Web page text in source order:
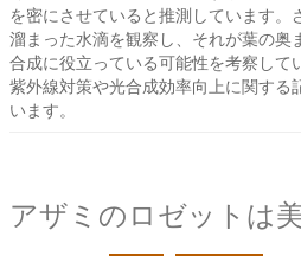
を密にさせていると推測しています。
溜まった水滴を観察し、それが葉の奥
合成に役立っている可能性を考察して
紫外線対策や光合成効率向上に関する
います。
アザミのロゼットは